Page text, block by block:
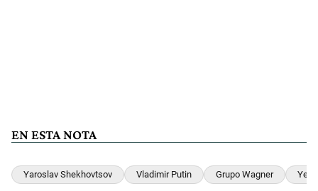
EN ESTA NOTA
Yaroslav Shekhovtsov Vladimir Putin Grupo Wagner